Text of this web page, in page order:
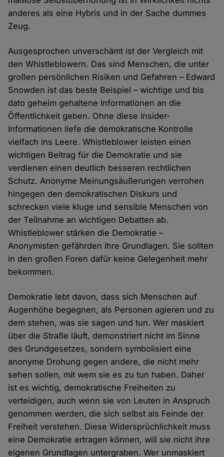
anderes als eine Hybris und in der Sache dummes
Zeug.
Ausgesprochen unverschämt ist der Vergleich mit
den Whistleblowern. Das sind Menschen, die unter
großen persönlichen Risiken und Gefahren – Edward
Snowden ist das beste Beispiel – wichtige und bis
dato geheim gehaltene Informationen an die
Öffentlichkeit geben. Ohne diese Insider-
Informationen liefe die demokratische Kontrolle
vielfach ins Leere. Whistleblower leisten einen
wichtigen Beitrag für die Demokratie und sie
verdienen einen deutlich besseren rechtlichen
Schutz. Anonyme Meinungsäußerungen verrohen
hingegen den demokratischen Diskurs und
schrecken viele kluge und sensible Menschen von
der Teilnahme an wichtigen Debatten ab.
Whistleblower stärken die Demokratie –
Anonymisten gefährden ihre Grundlagen. Sie sollten
in den großen Foren dafür keine Gelegenheit mehr
bekommen.
Demokratie lebt davon, dass sich Menschen auf
Augenhöhe begegnen, als Personen agieren und zu
dem stehen, was sie sagen und tun. Wer maskiert
über die Straße läuft, demonstriert nicht im Sinne
des Grundgesetzes, sondern symbolisiert eine
anonyme Drohung gegen andere, die nicht mehr
sehen sollen, mit wem sie es zu tun haben. Daher
ist es wichtig, demokratische Freiheiten zu
verteidigen, auch wenn sie von Leuten in Anspruch
genommen werden, die sich selbst als Feinde der
Freiheit verstehen. Diese Widersprüchlichkeit muss
eine Demokratie ertragen können, will sie nicht ihre
eigenen Grundlagen untergraben. Wer unmaskiert